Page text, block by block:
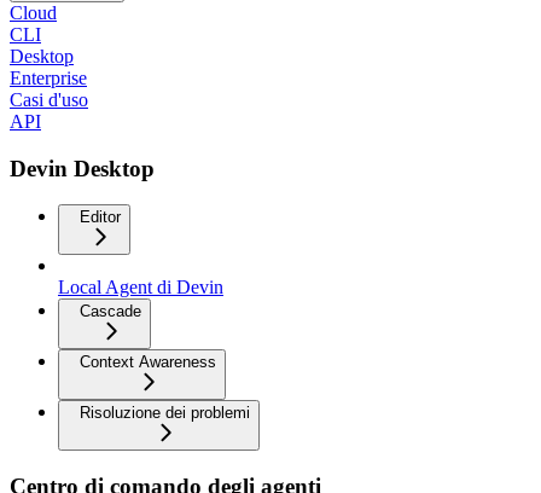
Cloud
CLI
Desktop
Enterprise
Casi d'uso
API
Devin Desktop
Editor
Local Agent di Devin
Cascade
Context Awareness
Risoluzione dei problemi
Centro di comando degli agenti